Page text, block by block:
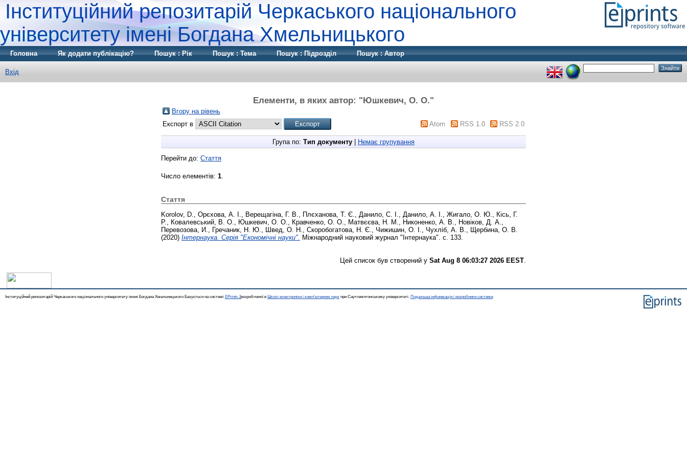
Інституційний репозитарій Черкаського національного
університету імені Богдана Хмельницького
Головна Як додати публікацію? Пошук : Рік Пошук : Тема Пошук : Підрозділ Пошук : Автор
Вхід
Елементи, в яких автор: "Юшкевич, О. О."
Вгору на рівень
Експорт в
Atom RSS 1.0 RSS 2.0
Група по: Тип документу Немає групування
Перейти до: Стаття
Число елементів: 1
Стаття
Korolov, D. Орєхова, А. І. Верещагіна, Г. В. Плєханова, Т. Є. Данило, С. І. Данило, А. І. Жигало, О. Ю.
Кісь, Г.
Р.
Ковалевський, В. О. Юшкевич, О. О. Кравченко, О. О. Матвєєва, Н. М. Никоненко, А. В. Новіков, Д. А.
Перевозова, И.
Гречаник, Н. Ю. Швед, О. Н. Скоробогатова, Н. Є. Чижишин, О. І. Чухліб, А. В.
Щербина, О. В.
(2020) Інтернаука. Серія "Економічні науки". Міжнародний науковий журнал "Інтернаука". с. 133.
Цей список був створений у Sat Aug 8 06:03:27 2026 EEST
Інституційний репозитарій Черкаського національного університету імені Богдана Хмельницького Базується на системі EPrints 3розробленої в Школі електроніки і комп'ютерних наук при Саутгемптонському університеті. Подальша інформація і розробники системи